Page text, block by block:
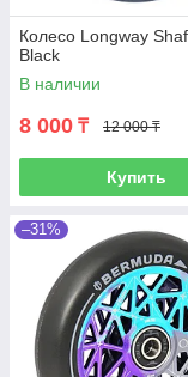
Колесо Longway
Black
В наличии
8 000 ₸ 12 000 ₸
Купить
–31%